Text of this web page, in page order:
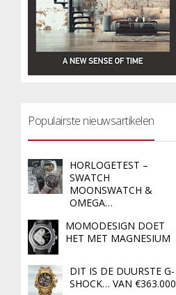
Populairste nieuwsartikelen
HORLOGETEST –
SWATCH
MOONSWATCH &
OMEGA…
MOMODESIGN DOET
HET MET MAGNESIUM
DIT IS DE DUURSTE G-
SHOCK… VAN €363.000